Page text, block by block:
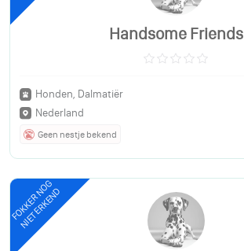
Handsome Friends
Honden, Dalmatiër
Nederland
Geen nestje bekend
FOKKER NOG
NIET ERKEND